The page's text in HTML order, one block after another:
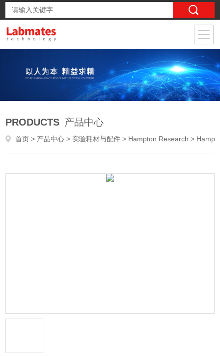
PRODUCTS 产品中心
首页 > 产品中心 > 实验耗材与配件 > Hampton Research > Hampton Research 10号玻璃毛细管